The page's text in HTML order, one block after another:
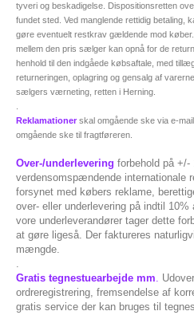
tyveri og beskadigelse. Dispositionsretten
fundet sted. Ved manglende rettidig betaling,
gøre eventuelt restkrav gældende mod
mellem den pris sælger kan opnå for de
henhold til den indgåede købsaftale, med
returneringen, oplagring og gensalg af
sælgers værneting, retten i Herning.
Reklamationer skal omgående ske via e-
omgående ske til fragtføreren.
Over-/underlevering forbehold på
verdensomspændende internationale
forsynet med købers reklame,
over- eller underlevering på indtil
vore underleverandører tager dette
at gøre ligeså. Der faktureres
mængde.
.
Gratis tegnestuearbejde mm.
ordreregistrering, fremsendelse af
gratis service der kan bruges til